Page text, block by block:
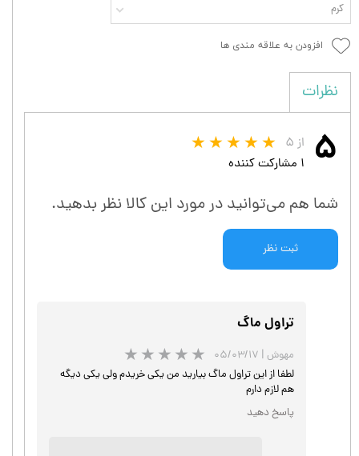
کرم
افزودن به علاقه مندی ها
نظرات
۵ از ۵
۱ مشارکت کننده
شما هم می‌توانید در مورد این کالا نظر بدهید.
ثبت نظر
تراول ماگ
مهوش | ۰۵/۰۳/۱۷
لطفا از این تراول ماگ بیارید من یکی خریدم ولی یکی دیگه
هم لازم دارم
پاسخ دهید